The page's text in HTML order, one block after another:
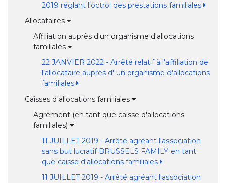
2019 réglant l'octroi des prestations familiales
Allocataires
Affiliation auprès d'un organisme d'allocations
familiales
22 JANVIER 2022 - Arrêté relatif à l'affiliation de
l'allocataire auprès d' un organisme d'allocations
familiales
Caisses d'allocations familiales
Agrément (en tant que caisse d'allocations
familiales)
11 JUILLET 2019 - Arrêté agréant l'association
sans but lucratif BRUSSELS FAMILY en tant
que caisse d'allocations familiales
11 JUILLET 2019 - Arrêté agréant l'association